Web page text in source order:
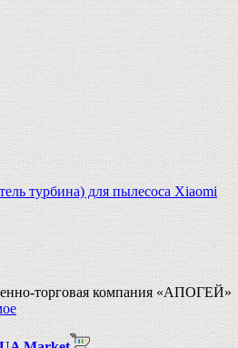
турбина) для пылесоса Xiaomi
торговая компания «АПОГЕЙ»